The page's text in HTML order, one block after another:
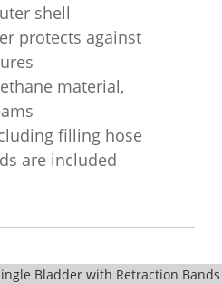
shell
protects against
material,
filling hose
are included
Bladder with Retraction